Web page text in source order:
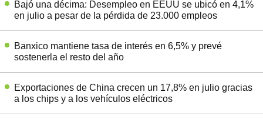
Bajó una décima: Desempleo en EEUU se ubicó en 4,1%
en julio a pesar de la pérdida de 23.000 empleos
Banxico mantiene tasa de interés en 6,5% y prevé
sostenerla el resto del año
Exportaciones de China crecen un 17,8% en julio gracias
a los chips y a los vehículos eléctricos